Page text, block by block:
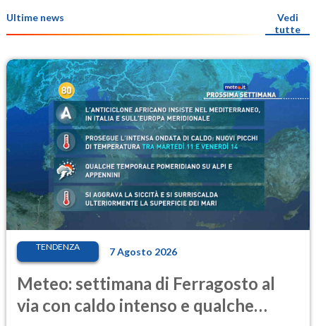
Ultime news
Vedi
tutte
TENDENZA 7 Agosto 2026
Meteo: settimana di Ferragosto al
via con caldo intenso e qualche